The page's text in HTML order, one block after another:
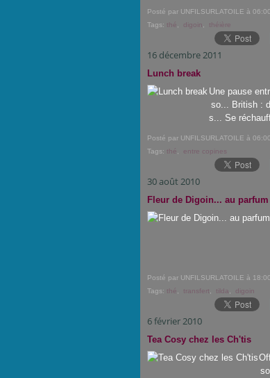
Posté par UNFILSURLATOILE à
Tags: thé digoin théière
16 décembre 2011
Lunch break
Une pause
so... British :
s... Se
Posté par UNFILSURLATOILE à
Tags: thé entre copines
30 août 2010
Fleur de Digoin... au
Posté par UNFILSURLATOILE à
Tags: thé transfert tilda digoin
6 février 2010
Tea Cosy chez les Ch'tis